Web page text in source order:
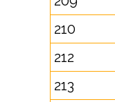
210
212
213